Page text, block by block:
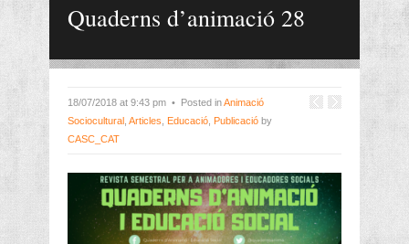
Quaderns d’animació 28
18/07/2018 at 9:43 pm • Posted inAnimació
Sociocultural Articles Educació Publicació by
CASC_CAT